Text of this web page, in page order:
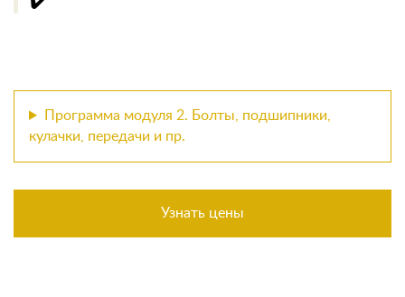
Программа модуля 2. Болты, подшипники,
кулачки, передачи и пр.
Узнать цены